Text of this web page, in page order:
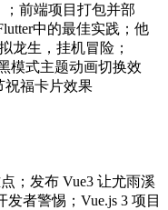
前端项目打包并部
中的最佳实践；他
龙生，挂机冒险；
模式主题动画切换效
祝福卡片效果
；发布 Vue3 让尤雨溪
者警惕；Vue.js 3 项目